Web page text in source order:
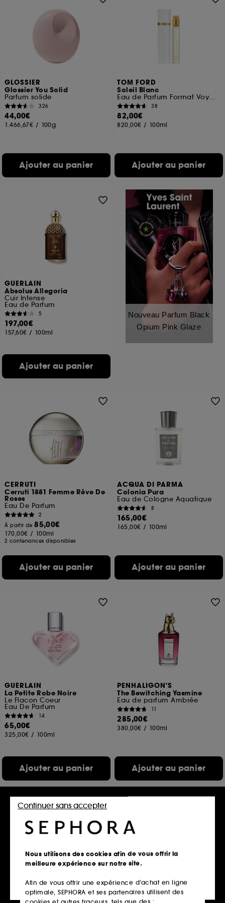
GLOSSIER
Glossier You Solid
Parfum solide
326
44,00€
1.466,67€ / 100g
Ajouter au panier
TOM FORD
Soleil Blanc
Eau de Parfum Format Voyage
38
82,00€
820,00€ / 100ml
Ajouter au panier
GUERLAIN
Absolus Allegoria
Cuir Intense
Eau de Parfum
5
197,00€
157,60€ / 100ml
Ajouter au panier
Nouveau Parfum Black
Opium Pink Glaze
CERRUTI
Cerruti 1881 Femme Rêve De
Roses
Eau De Parfum
2
À partir de85,00€
170,00€ / 100ml
2 contenances disponibles
Ajouter au panier
ACQUA DI PARMA
Colonia Pura
Eau de Cologne Aquatique
8
165,00€
165,00€ / 100ml
Ajouter au panier
GUERLAIN
La Petite Robe Noire
Le Flacon Coeur
Eau De Parfum
14
65,00€
325,00€ / 100ml
Ajouter au panier
PENHALIGON'S
The Bewitching Yasmine
Eau de parfum Ambrée
11
285,00€
380,00€ / 100ml
Ajouter au panier
MAISON FRANCIS
KURKDJIAN
Aqua Celestia
HERMÈS
Eau de citron noir Gel
douche corps et cheveux
Nous utilisons des cookies afin de vous offrir la
meilleure expérience sur notre site.
Afin de vous offrir une expérience d’achat en ligne
optimale, SEPHORA et ses partenaires utilisent des
cookies et autres traceurs, tels que des :
Continuer sans accepter